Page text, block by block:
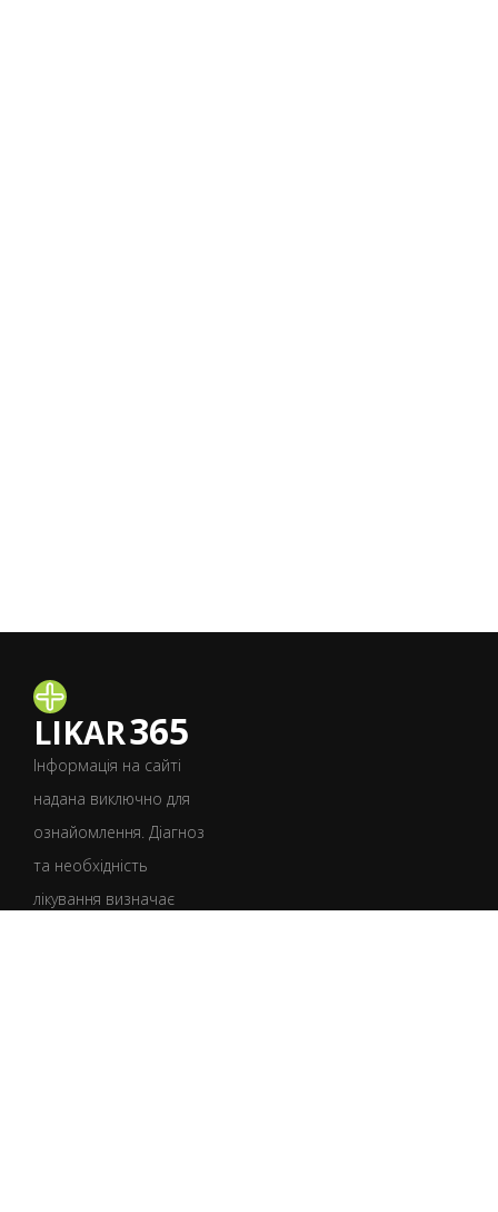
LIKAR365
Інформація на сайті
надана виключно для
ознайомлення. Діагноз
та необхідність
лікування визначає